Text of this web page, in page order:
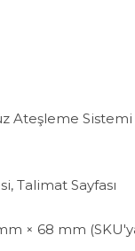
Ateşleme Sistemi
Talimat Sayfası
× 68 mm